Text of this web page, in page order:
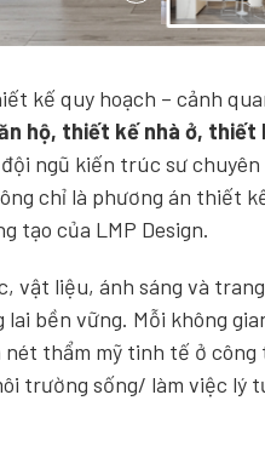
kế quy hoạch – cảnh
hộ, thiết kế nhà ở, thiết
ngũ kiến trúc sư
chỉ là phương án thiết
tạo của LMP Design.
vật liệu, ánh sáng và
bền vững. Mỗi không
nét thẩm mỹ tinh tế ở
trường sống/ làm việc lý